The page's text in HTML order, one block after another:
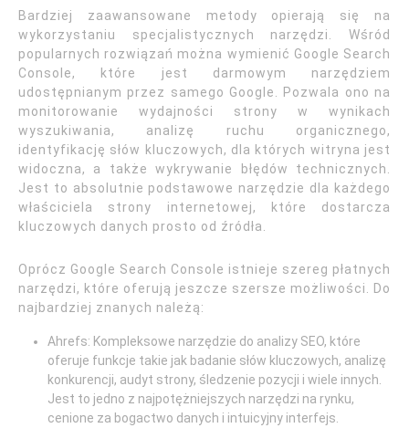
Bardziej zaawansowane metody opierają się na
wykorzystaniu specjalistycznych narzędzi. Wśród
popularnych rozwiązań można wymienić Google Search
Console, które jest darmowym narzędziem
udostępnianym przez samego Google. Pozwala ono na
monitorowanie wydajności strony w wynikach
wyszukiwania, analizę ruchu organicznego,
identyfikację słów kluczowych, dla których witryna jest
widoczna, a także wykrywanie błędów technicznych.
Jest to absolutnie podstawowe narzędzie dla każdego
właściciela strony internetowej, które dostarcza
kluczowych danych prosto od źródła.
Oprócz Google Search Console istnieje szereg płatnych
narzędzi, które oferują jeszcze szersze możliwości. Do
najbardziej znanych należą:
Ahrefs: Kompleksowe narzędzie do analizy SEO, które
oferuje funkcje takie jak badanie słów kluczowych, analizę
konkurencji, audyt strony, śledzenie pozycji i wiele innych.
Jest to jedno z najpotężniejszych narzędzi na rynku,
cenione za bogactwo danych i intuicyjny interfejs.